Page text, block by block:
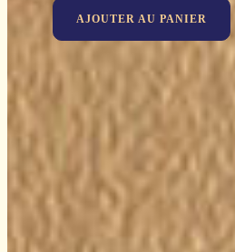
AJOUTER AU PANIER